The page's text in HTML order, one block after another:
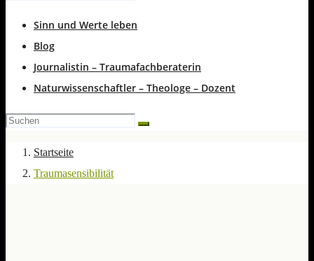
Sinn und Werte leben
Blog
Journalistin – Traumafachberaterin
Naturwissenschaftler – Theologe – Dozent
Startseite
Traumasensibilität